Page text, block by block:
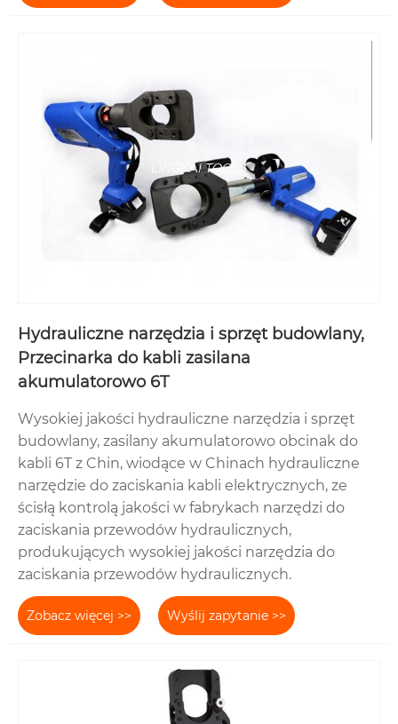
Hydrauliczne narzędzia i sprzęt budowlany,
Przecinarka do kabli zasilana
akumulatorowo 6T
Wysokiej jakości hydrauliczne narzędzia i sprzęt
budowlany, zasilany akumulatorowo obcinak do
kabli 6T z Chin, wiodące w Chinach hydrauliczne
narzędzie do zaciskania kabli elektrycznych, ze
ścisłą kontrolą jakości w fabrykach narzędzi do
zaciskania przewodów hydraulicznych,
produkujących wysokiej jakości narzędzia do
zaciskania przewodów hydraulicznych.
Zobacz więcej >> Wyślij zapytanie >>